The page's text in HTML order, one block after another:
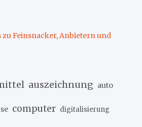
Feinsnacker, Anbietern und
auszeichnung auto
computer digitalisierung